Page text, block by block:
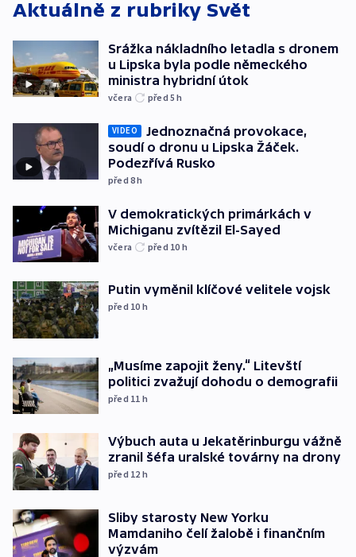
Aktuálně z rubriky Svět
Srážka nákladního letadla s dronem
u Lipska byla podle německého
ministra hybridní útok
včera před 5h
VIDEO
Jednoznačná provokace,
soudí o dronu u Lipska Žáček.
Podezřívá Rusko
před 8h
V demokratických primárkách v
Michiganu zvítězil El-Sayed
včera před 10 h
Putin vyměnil klíčové velitele vojsk
před 10 h
„Musíme zapojit ženy.“ Litevští
politici zvažují dohodu o demografii
před 11 h
Výbuch auta u Jekatěrinburgu vážně
zranil šéfa uralské továrny na drony
před 12 h
Sliby starosty New Yorku
Mamdaniho čelí žalobě i finančním
výzvám